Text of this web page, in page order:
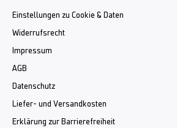
Einstellungen zu Cookie & Daten
Widerrufsrecht
Impressum
AGB
Datenschutz
Liefer- und Versandkosten
Erklärung zur Barrierefreiheit